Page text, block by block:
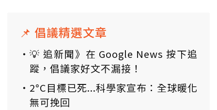
📌 倡議精選文章
💡 追新聞》在 Google News 按下追
蹤，倡議家好文不漏接！
2°C目標已死...科學家宣布：全球暖化
無可挽回